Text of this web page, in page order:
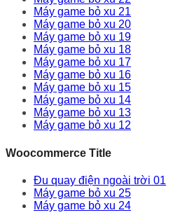
Máy game bỏ xu 21
Máy game bỏ xu 20
Máy game bỏ xu 19
Máy game bỏ xu 18
Máy game bỏ xu 17
Máy game bỏ xu 16
Máy game bỏ xu 15
Máy game bỏ xu 14
Máy game bỏ xu 13
Máy game bỏ xu 12
Woocommerce Title
Đu quay điện ngoài trời 01
Máy game bỏ xu 25
Máy game bỏ xu 24